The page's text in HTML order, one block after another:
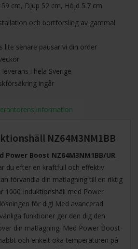
cm, Djup 52 cm, Höjd 5.7 cm
och bortforsling av gammal
lite senare pausar vi din order
i hela Sverige
ingår
information
NZ64M3NM1BB
Boost NZ64M3NM1BB/UR
du efter en kraftfull och effektiv
förvandla din matlagning till en riktig
1000 Induktionshäll med Power
för dig! Med avancerad
funktioner ger den dig den
din matlagning. Med Power Boost-
och enkelt öka temperaturen på